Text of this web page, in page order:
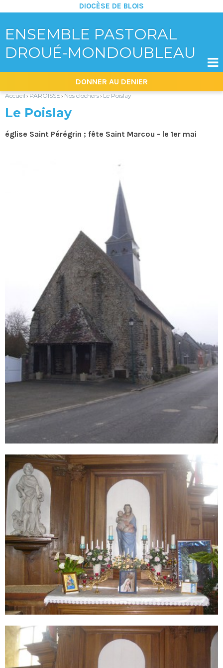
ENSEMBLE PASTORAL
DROUÉ-MONDOUBLEAU
DIOCÈSE DE BLOIS
|
Aller
navigation
DONNER AU DENIER

Accueil › PAROISSE › Nos clochers› Le Poislay
Le Poislay
église Saint Pérégrin ; fête Saint Marcou - le 1er mai